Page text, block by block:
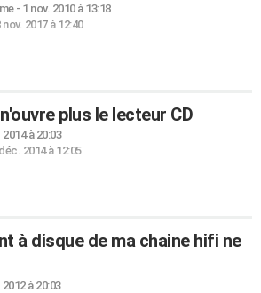
- 1 nov. 2010 à 13:18
nov. 2017 à 12:40
plus le lecteur CD
à 20:03
2014 à 12:05
à disque de ma chaine hifi ne
à 20:03